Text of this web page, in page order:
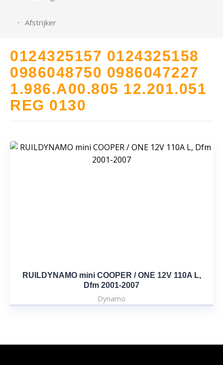
Afstrijker
0124325157 0124325158
0986048750 0986047227
1.986.A00.805 12.201.051
REG 0130
RUILDYNAMO mini COOPER / ONE 12V 110A L,
Dfm 2001-2007
Dynamo